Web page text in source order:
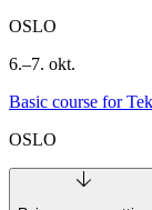
OSLO
6.–7. okt.
Basic course for
OSLO